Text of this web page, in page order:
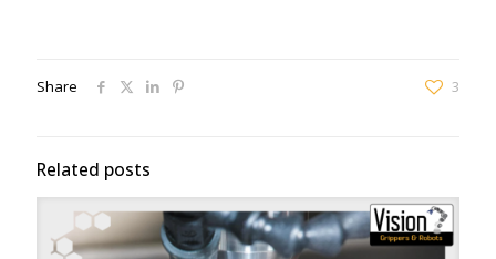
Share 3
Related posts